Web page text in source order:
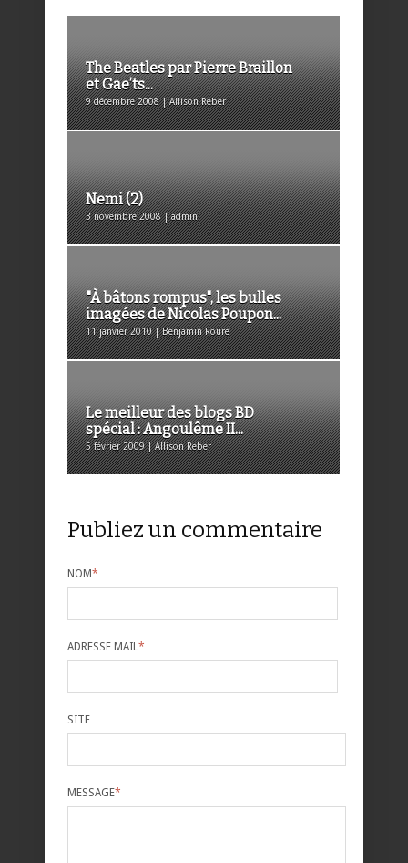
The Beatles par Pierre Braillon
et Gae’ts...
9 décembre 2008 | Allison Reber
Nemi (2)
3 novembre 2008 | admin
"À bâtons rompus", les bulles
imagées de Nicolas Poupon...
11 janvier 2010 | Benjamin Roure
Le meilleur des blogs BD
spécial : Angoulême II...
5 février 2009 | Allison Reber
Publiez un commentaire
NOM*
ADRESSE MAIL *
SITE
MESSAGE*